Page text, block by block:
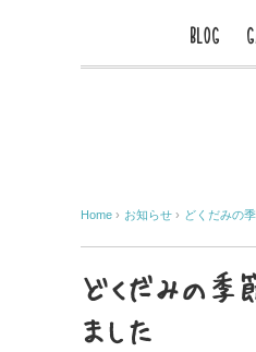
BLOG
Home › お知らせ › どくだみの
どくだみの季
ました